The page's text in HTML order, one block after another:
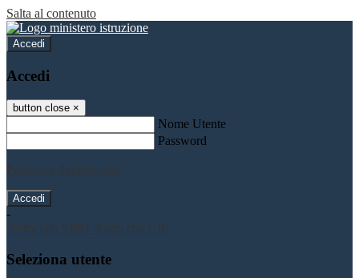
Salta al contenuto
Accedi
Accedi
button close ×
Nome Utente
Password
Password dimenticata?
-
Entra con SPID
Entra con CIE
Seleziona utente